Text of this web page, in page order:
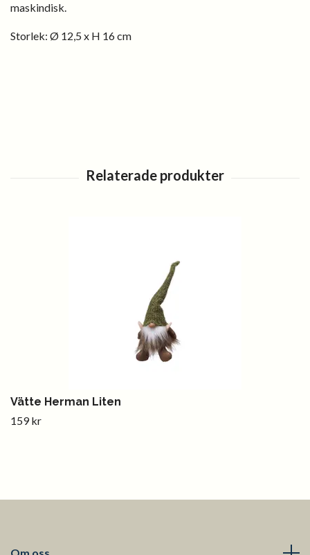
maskindisk.
Storlek: Ø 12,5 x H 16 cm
Vätte Herman Liten
159 kr